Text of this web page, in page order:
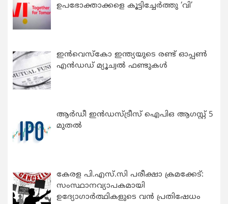
ഉപഭോക്താക്കളെ കൂട്ടിച്ചേർത്തു ‘വി’
ഇന്‍വെസ്കോ ഇന്ത്യയുടെ രണ്ട് ഓപ്പണ്‍
എന്‍ഡഡ് മ്യൂച്വല്‍ ഫണ്ടുകള്‍
ആർഡീ ഇൻഡസ്ട്രീസ് ഐപിഒ ആഗസ്റ്റ് 5
മുതൽ
കേരള പി.എസ്.സി പരീക്ഷാ ക്രമക്കേട്:
സംസ്ഥാനവ്യാപകമായി
ഉദ്യോഗാര്‍ത്ഥികളുടെ വന്‍ പ്രതിഷേധം